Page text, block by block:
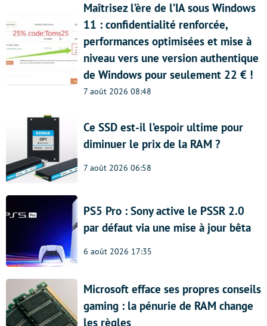
Maîtrisez l’ère de l’IA sous Windows
11 : confidentialité renforcée,
performances optimisées et mise à
niveau vers une version authentique
de Windows pour seulement 22 € !
7 août 2026 08:48
Ce SSD est-il l’espoir ultime pour
diminuer le prix de la RAM ?
7 août 2026 06:58
PS5 Pro : Sony active le PSSR 2.0
par défaut via une mise à jour bêta
6 août 2026 17:35
Microsoft efface ses propres conseils
gaming : la pénurie de RAM change
les règles